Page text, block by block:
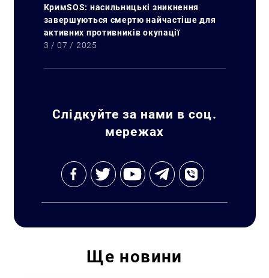
КримSOS: насильницькі зникнення
завершуються смертю найчастіше для
активних противників окупації
3 / 07 / 2025
Слідкуйте за нами в соц.
мережах
Ще новини